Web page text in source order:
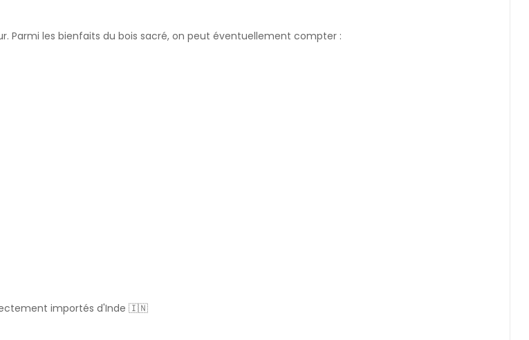
Parmi les bienfaits du bois sacré, on peut éventuellement compter :
importés d'Inde 🇮🇳